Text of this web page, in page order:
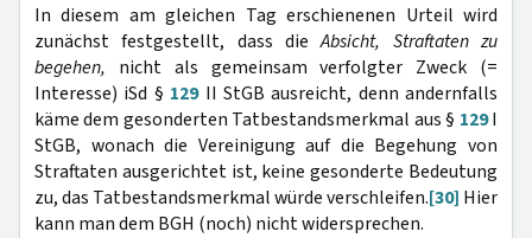
In diesem am gleichen Tag erschienenen Urteil wird
zunächst festgestellt, dass dieAbsicht, Straftaten zu
begehen, nicht als gemeinsam verfolgter Zweck (=
Interesse) iSd § 129II StGB ausreicht, denn andernfalls
käme dem gesonderten Tatbestandsmerkmal aus § 129I
StGB, wonach die Vereinigung auf die Begehung von
Straftaten ausgerichtet ist, keine gesonderte Bedeutung
zu, das Tatbestandsmerkmal würde verschleifen.[30] Hier
kann man dem BGH (noch) nicht widersprechen.